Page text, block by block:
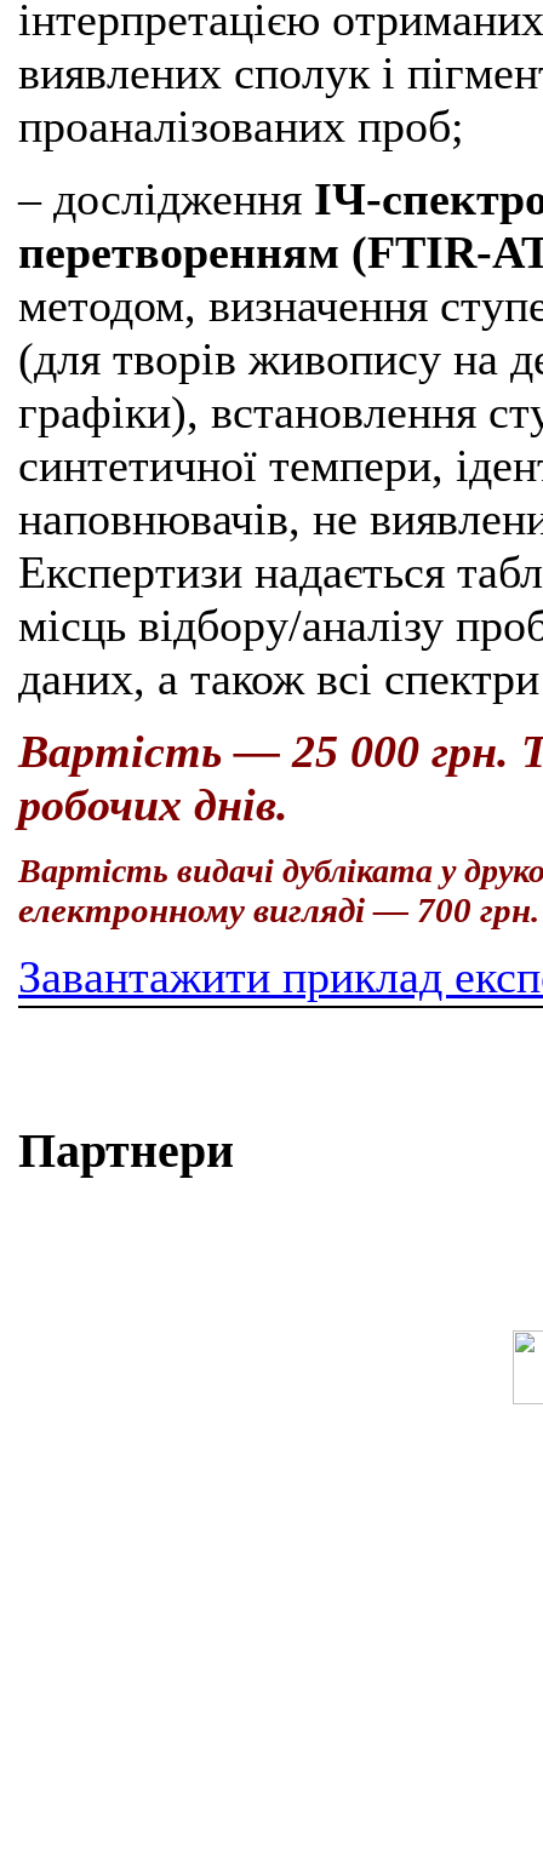
інтерпретацією
виявлених сполук і
проаналізованих проб;
– дослідження ІЧ-
перетворенням (FTIR-
методом, визначення
(для творів живопису на
графіки), встановлення
синтетичної темпери,
наповнювачів, не
Експертизи надається
місць відбору/аналізу
даних, а також всі
Вартість — 25 000 грн.
робочих днів.
Вартість видачі дубліката у
електронному вигляді — 700
Завантажити приклад
Партнери